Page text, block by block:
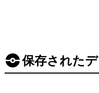
保存された